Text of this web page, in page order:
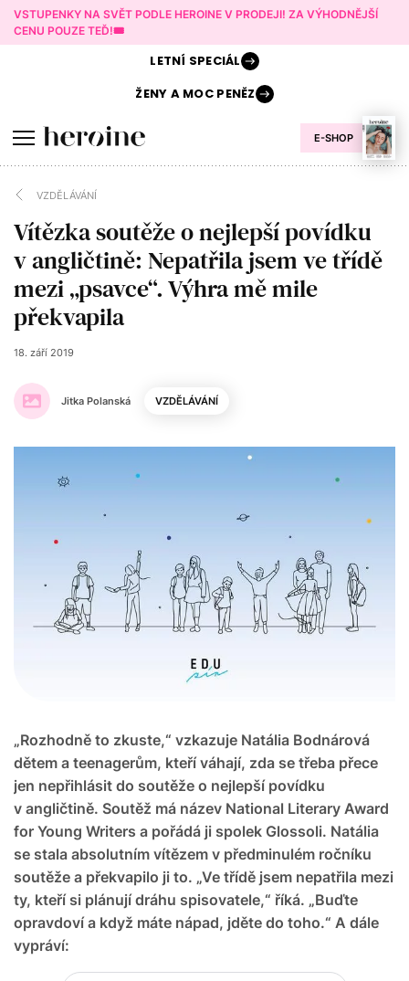
VSTUPENKY NA SVĚT PODLE HEROINE V PRODEJI! ZA VÝHODNĚJŠÍ
CENU POUZE TEĎ!🎟️
E-SHOP
LETNÍ SPECIÁL
ŽENY AMOC PENĚZ
VZDĚLÁVÁNÍ
Vítězka soutěže o nejlepší povídku
v angličtině: Nepatřila jsem ve třídě
mezi „psavce“. Výhra mě mile
překvapila
Jitka Polanská
18. září 2019
VZDĚLÁVÁNÍ
„Rozhodně to zkuste,“ vzkazuje Natália Bodnárová
dětem a teenagerům, kteří váhají, zda se třeba přece
jen nepřihlásit do soutěže o nejlepší povídku
v angličtině. Soutěž má název National Literary Award
for Young Writers a pořádá ji spolek Glossoli. Natália
se stala absolutním vítězem v předminulém ročníku
soutěže a překvapilo ji to. „Ve třídě jsem nepatřila mezi
ty, kteří si plánují dráhu spisovatele,“ říká. „Buďte
opravdoví a když máte nápad, jděte do toho.“ A dále
vypráví: